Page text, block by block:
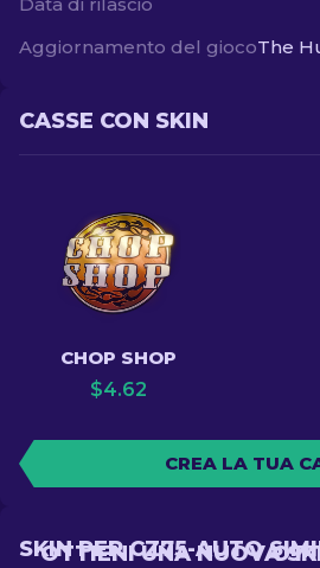
Aggiornamento del gioco
CASSE CON SKIN
CHOP SHOP
$4.62
CREA LA TUA
OTTIENI UNA NUOVA
SKIN PER CZ75-AUTO